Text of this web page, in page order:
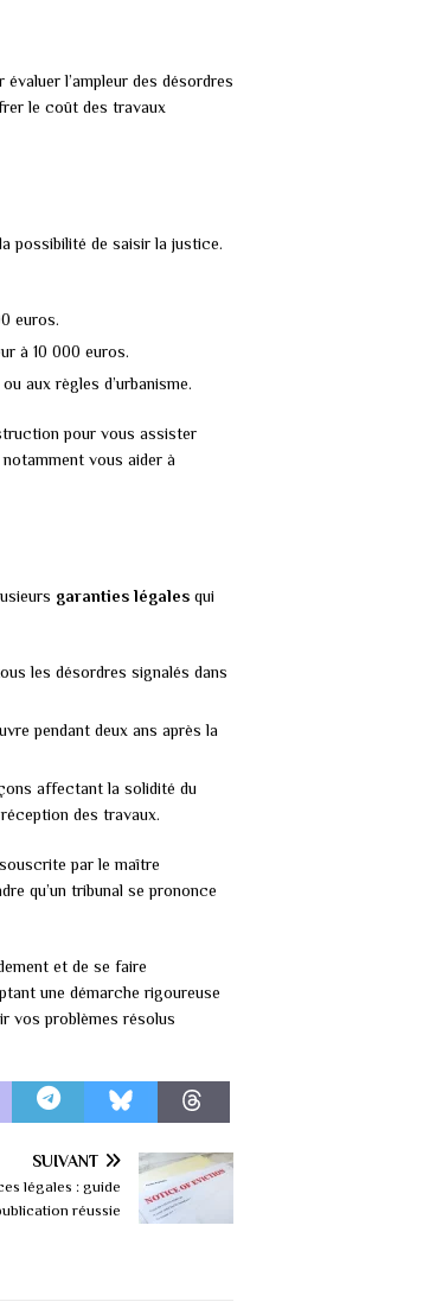
évaluer l’ampleur des désordres
le coût des travaux
possibilité de saisir la justice.
euros.
à 10 000 euros.
aux règles d’urbanisme.
pour vous assister
vous aider à
garanties légales qui
les désordres signalés dans
pendant deux ans après la
affectant la solidité du
des travaux.
par le maître
qu’un tribunal se prononce
et de se faire
une démarche rigoureuse
vos problèmes résolus
SUIVANT
légales : guide
réussie